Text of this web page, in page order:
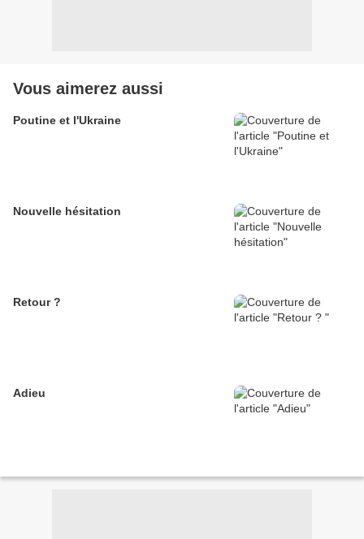
Vous aimerez aussi
Poutine et l'Ukraine
Nouvelle hésitation
Retour ?
Adieu